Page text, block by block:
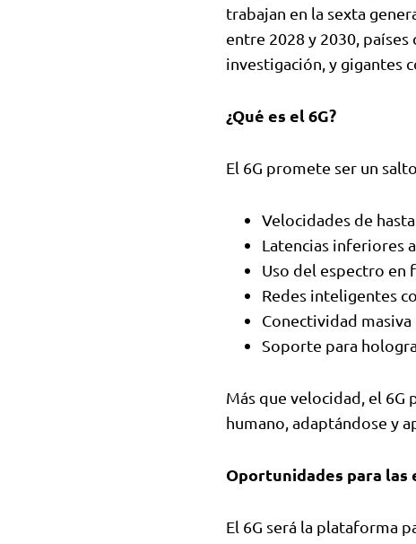
trabajan en la sexta
entre 2028 y 2030, países
investigación, y gigantes
¿Qué es el 6G?
El 6G promete ser un
Velocidades de
Latencias inferiores
Uso del espectro en
Redes inteligentes
Conectividad
Soporte para
Más que velocidad, el 6G
humano, adaptándose y
Oportunidades para las
El 6G será la plataforma